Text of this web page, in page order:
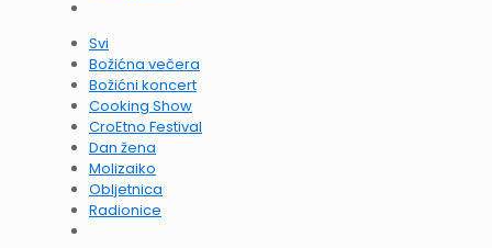
Svi
Božićna večera
Božićni koncert
Cooking Show
CroEtno Festival
Dan žena
Molizaiko
Obljetnica
Radionice